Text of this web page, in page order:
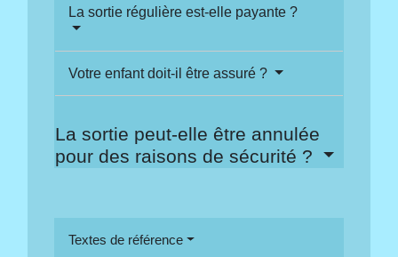
La sortie régulière est-elle payante ?
Votre enfant doit-il être assuré ?
La sortie peut-elle être annulée
pour des raisons de sécurité ?
Textes de référence